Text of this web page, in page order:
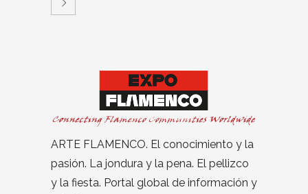
ARTE FLAMENCO. El conocimiento y la
pasión. La jondura y la pena. El pellizco
y la fiesta. Portal global de información y